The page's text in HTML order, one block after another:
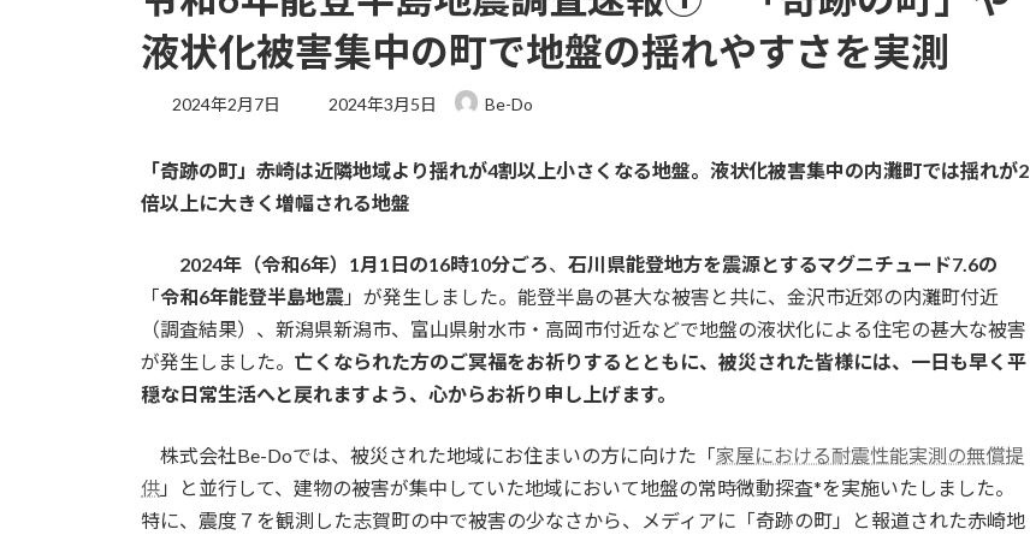
液状化被害集中の町で地盤の揺れやすさを実測
2024年2月7日
最
新
日
2024年3月5日 Be-Do
「奇跡の町」赤崎は近隣地域より揺れが4割以上小さくなる地盤。液状化被害集中の内灘町では揺れが2
倍以上に大きく増幅される地盤
2024年（令和6年）1月1日の16時10分ごろ、 石川県能登地方を震源とするマグニチュード7.6の
「令和6年能登半島地震 」が発生しました。能登半島の甚大な被害と共に、金沢市近郊の内灘町付近
（調査結果）、新潟県新潟市、富山県射水市・高岡市付近などで地盤の液状化による住宅の甚大な被害
が発生しました。 亡くなられた方のご冥福をお祈りするとともに、被災された皆様には、一日も早く平
穏な日常生活へと戻れますよう、心からお祈り申し上げます。
株式会社Be-Doでは、被災された地域にお住まいの方に向けた「家屋における耐震性能実測の無償提
供 」と並行して、建物の被害が集中していた地域において地盤の常時微動探査*を実施いたしました。
特に、震度７を観測した志賀町の中で被害の少なさから、メディアに「奇跡の町」と報道された赤崎地